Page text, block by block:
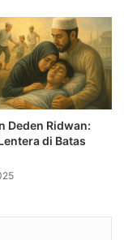
Deden Ridwan:
di Batas